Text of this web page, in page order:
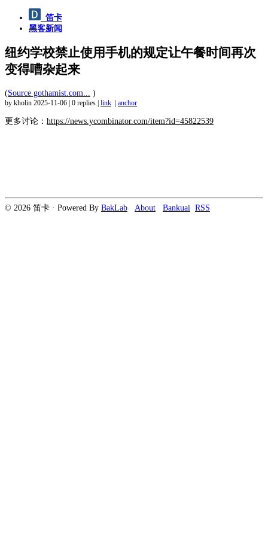
笛卡
黑客新闻
纽约学校禁止使用手机的规定让午餐时间再次
变得嘈杂起来
(Source gothamist.com... )
by kholin 2025-11-06 0 replies link anchor
更多讨论： https://news.ycombinator.com/item?id=45822539
© 2026 笛卡 · Powered By BakLab About Bankuai RSS